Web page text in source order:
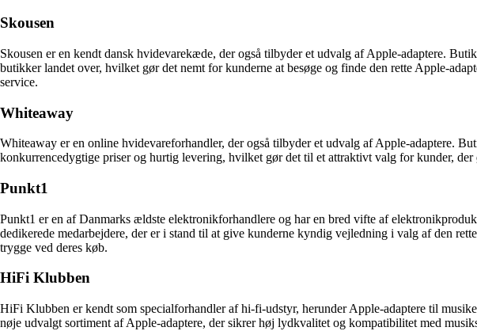
Skousen
Skousen er en kendt dansk hvidevarekæde, der også tilbyder et udvalg af Apple-adaptere.
butikker landet over, hvilket gør det nemt for kunderne at besøge og finde den rette Apple-
service.
Whiteaway
Whiteaway er en online hvidevareforhandler, der også tilbyder et udvalg af Apple-adaptere.
konkurrencedygtige priser og hurtig levering, hvilket gør det til et attraktivt valg for kunder,
Punkt1
Punkt1 er en af Danmarks ældste elektronikforhandlere og har en bred vifte af
dedikerede medarbejdere, der er i stand til at give kunderne kyndig vejledning i valg af den
trygge ved deres køb.
HiFi Klubben
HiFi Klubben er kendt som specialforhandler af hi-fi-udstyr, herunder Apple-adaptere til
nøje udvalgt sortiment af Apple-adaptere, der sikrer høj lydkvalitet og kompatibilitet med